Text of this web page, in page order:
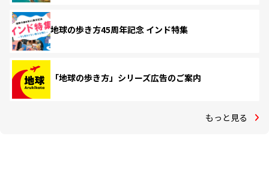
地球の歩き方45周年記念 インド特集
「地球の歩き方」シリーズ広告のご案内
もっと見る